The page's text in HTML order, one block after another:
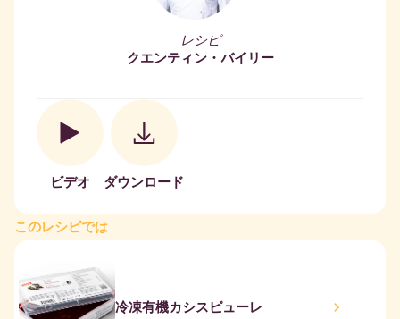
レシピ
クエンティン・バイリー
ビデオ ダウンロード
このレシピでは
冷凍有機カシスピューレ